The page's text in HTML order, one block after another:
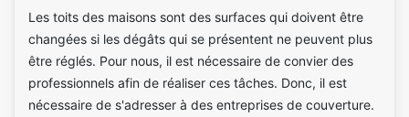
Les toits des maisons sont des surfaces qui doivent être
changées si les dégâts qui se présentent ne peuvent plus
être réglés. Pour nous, il est nécessaire de convier des
professionnels afin de réaliser ces tâches. Donc, il est
nécessaire de s'adresser à des entreprises de couverture.